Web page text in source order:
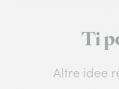
Ti
Altre idee